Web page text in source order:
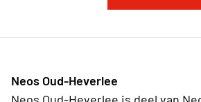
Neos Oud-Heverlee